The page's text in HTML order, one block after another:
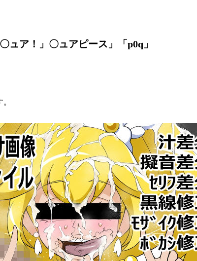
ュア！」〇ュアピース」「p0q」